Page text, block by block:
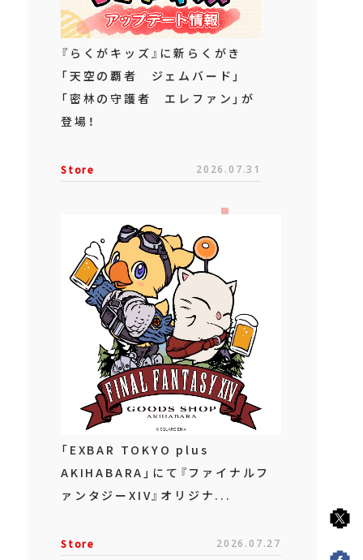
『らくがキッズ』に新らくがき
「天空の覇者 ジェムバード」
「密林の守護者 エレファン」が
登場！
Store 2026.07.31
「EXBAR TOKYO plus
AKIHABARA」にて『ファイナルフ
ァンタジーXIV』オリジナ...
Store 2026.07.27